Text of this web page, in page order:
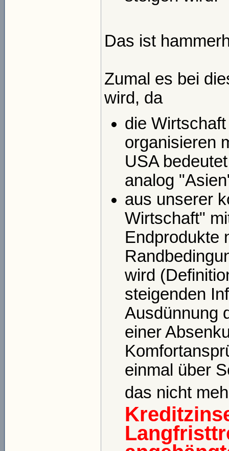
Das ist
Zumal es bei
wird, da
die
organisieren
USA
analog
aus unserer
Wirtschaft"
Endprodukte
wird
steigenden
Ausdünnung
einer
einmal über
das nicht